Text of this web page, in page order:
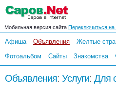
Мобильная версия сайта Переключиться
Афиша Объявления Желтые
Фотоальбом
Сайты Знакомства
Объявления: Услуги: Для